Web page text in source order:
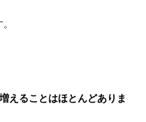
えることはほとんどありま